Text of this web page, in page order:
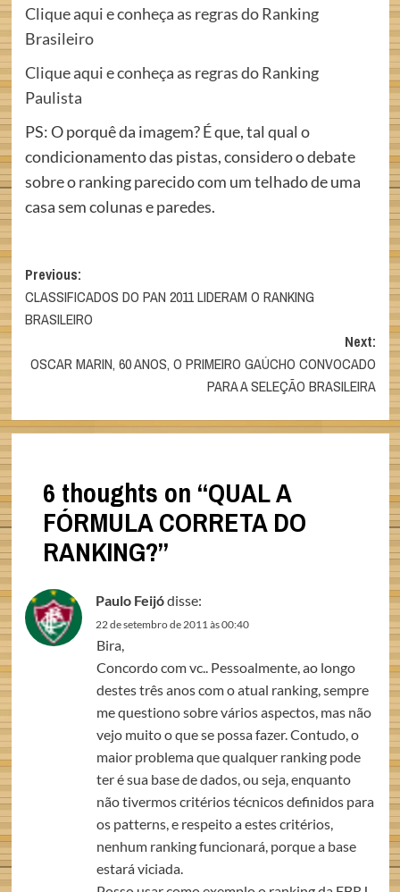
Clique aqui e conheça as regras do Ranking
Brasileiro
Clique aqui e conheça as regras do Ranking
Paulista
PS: O porquê da imagem? É que, tal qual o
condicionamento das pistas, considero o debate
sobre o ranking parecido com um telhado de uma
casa sem colunas e paredes.
Post
navigation
Previous:
CLASSIFICADOS DO PAN 2011 LIDERAM O RANKING
BRASILEIRO
Next:
OSCAR MARIN, 60 ANOS, O PRIMEIRO GAÚCHO CONVOCADO
PARA A SELEÇÃO BRASILEIRA
6 thoughts on “QUAL A
FÓRMULA CORRETA DO
RANKING?”
Paulo Feijódisse:
22 de setembro de 2011 às 00:40
Bira,
Concordo com vc.. Pessoalmente, ao longo
destes três anos com o atual ranking, sempre
me questiono sobre vários aspectos, mas não
vejo muito o que se possa fazer. Contudo, o
maior problema que qualquer ranking pode
ter é sua base de dados, ou seja, enquanto
não tivermos critérios técnicos definidos para
os patterns, e respeito a estes critérios,
nenhum ranking funcionará, porque a base
estará viciada.